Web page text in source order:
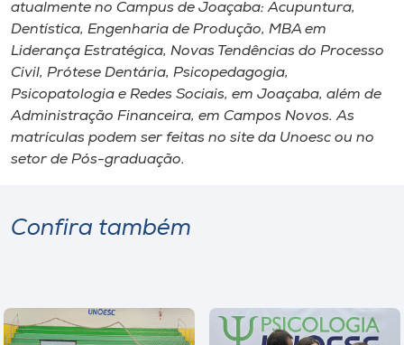
atualmente no Campus de Joaçaba: Acupuntura,
Dentística, Engenharia de Produção, MBA em
Liderança Estratégica, Novas Tendências do Processo
Civil, Prótese Dentária, Psicopedagogia,
Psicopatologia e Redes Sociais, em Joaçaba, além de
Administração Financeira, em Campos Novos. As
matrículas podem ser feitas no site da Unoesc ou no
setor de Pós-graduação.
Confira também